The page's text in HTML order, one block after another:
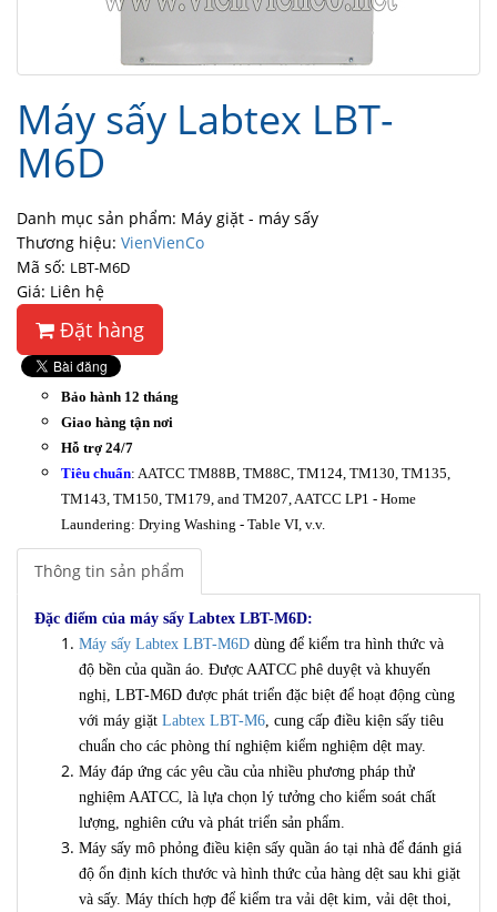
Máy sấy Labtex LBT-
M6D
Danh mục sản phẩm: Máy giặt - máy sấy
Thương hiệu: VienVienCo
Mã số: LBT-M6D
Giá: Liên hệ
Đặt hàng
Bảo hành 12 tháng
Giao hàng tận nơi
Hỗ trợ 24/7
Tiêu chuẩn: AATCC TM88B, TM88C, TM124, TM130, TM135,
TM143, TM150, TM179, and TM207, AATCC LP1 - Home
Laundering: Drying Washing - Table VI, v.v.
Thông tin sản phẩm
Đặc điểm của máy sấy Labtex LBT-M6D:
Máy sấy Labtex LBT-M6D dùng để kiểm tra hình thức và
độ bền của quần áo. Được AATCC phê duyệt và khuyến
nghị, LBT-M6D được phát triển đặc biệt để hoạt động cùng
với máy giặt Labtex LBT-M6, cung cấp điều kiện sấy tiêu
chuẩn cho các phòng thí nghiệm kiểm nghiệm dệt may.
Máy đáp ứng các yêu cầu của nhiều phương pháp thử
nghiệm AATCC, là lựa chọn lý tưởng cho kiểm soát chất
lượng, nghiên cứu và phát triển sản phẩm.
Máy sấy mô phỏng điều kiện sấy quần áo tại nhà để đánh giá
độ ổn định kích thước và hình thức của hàng dệt sau khi giặt
và sấy. Máy thích hợp để kiểm tra vải dệt kim, vải dệt thoi,